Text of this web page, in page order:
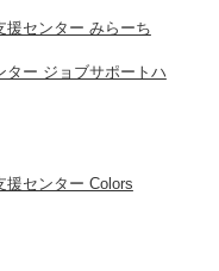
援センター みらーち
ター ジョブサポートハ
援センター Colors